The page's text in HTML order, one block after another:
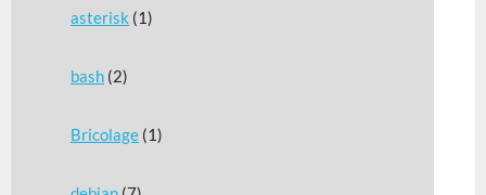
asterisk (1)
bash (2)
Bricolage (1)